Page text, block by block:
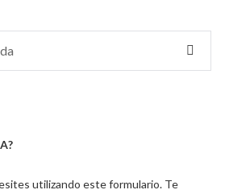
utilizando este formulario. Te